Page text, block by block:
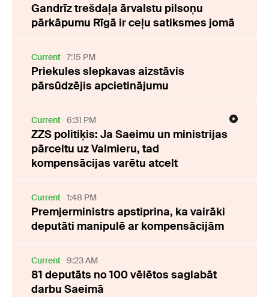
Gandrīz trešdaļa ārvalstu pilsoņu
pārkāpumu Rīgā ir ceļu satiksmes jomā
Current 7:15 PM
Priekules slepkavas aizstāvis
pārsūdzējis apcietinājumu
Current 6:31 PM
ZZS politiķis: Ja Saeimu un ministrijas
pārceltu uz Valmieru, tad
kompensācijas varētu atcelt
Current 1:48 PM
Premjerministrs apstiprina, ka vairāki
deputāti manipulē ar kompensācijām
Current 9:23 AM
81 deputāts no 100 vēlētos saglabāt
darbu Saeimā